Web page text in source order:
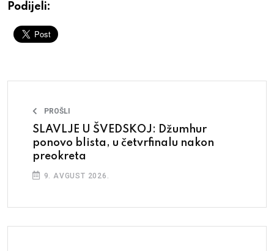
Podijeli:
PROŠLI
SLAVLJE U ŠVEDSKOJ: Džumhur
ponovo blista, u četvrfinalu nakon
preokreta
9. AVGUST 2026.